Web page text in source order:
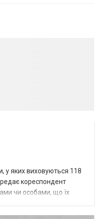
у яких виховуються 118
кореспондент
чи особами, що їх